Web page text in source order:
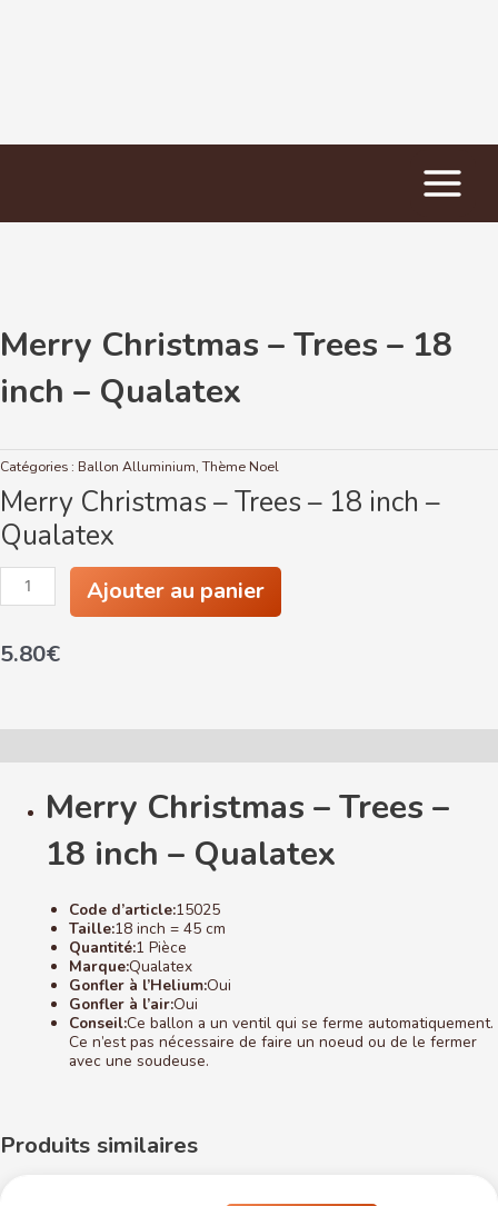
Main
Menu
Merry Christmas – Trees – 18
inch – Qualatex
Catégories : Ballon Alluminium,Thème Noel
Merry Christmas – Trees – 18 inch –
Qualatex
quantité
Merry
-
inch
Qualatex
Ajouter au panier
5.80€
Merry Christmas – Trees –
18 inch – Qualatex
Code d’article:15025
Taille:18 inch = 45 cm
Quantité:1 Pièce
Marque:Qualatex
Gonfler à l’Helium:Oui
Gonfler à l’air:Oui
Conseil:Ce ballon a un ventil qui se ferme automatiquement.
Ce n’est pas nécessaire de faire un noeud ou de le fermer
avec une soudeuse.
Produits similaires